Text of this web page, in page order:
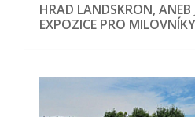
HRAD LANDSKRON, ANEB
EXPOZICE PRO